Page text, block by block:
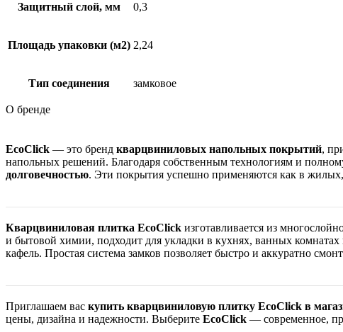
Защитный слой, мм 0,3
Площадь упаковки (м2) 2,24
Тип соединения замковое
О бренде
EcoClick — это бренд кварцвиниловых напольных покрытий,
напольных решений. Благодаря собственным технологиям и
долговечностью. Эти покрытия успешно применяются как в
Кварцвиниловая плитка EcoClick изготавливается из
и бытовой химии, подходит для укладки в кухнях, ванных
кафель. Простая система замков позволяет быстро и аккуратно
Приглашаем вас купить кварцвиниловую плитку EcoClick в
цены, дизайна и надежности. Выберите EcoClick — современное,